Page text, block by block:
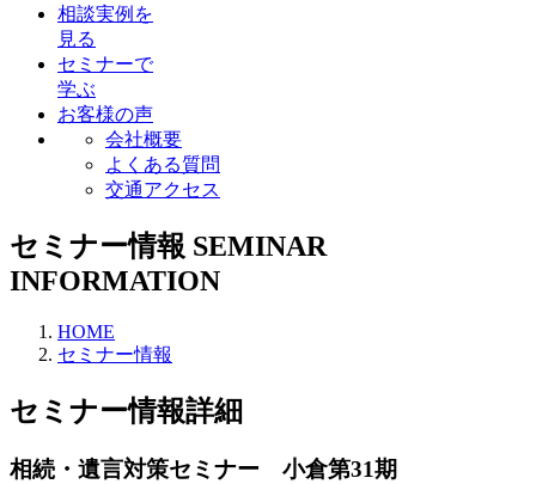
相談実例を
見る
セミナーで
学ぶ
お客様の声
会社概要
よくある質問
交通アクセス
セミナー情報 SEMINAR
INFORMATION
HOME
セミナー情報
セミナー情報詳細
相続・遺言対策セミナー 小倉第31期